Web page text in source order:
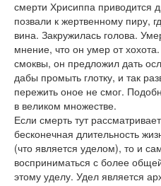
смерти Хрисиппа приводится
позвали к жертвенному пиру,
вина. Закружилась голова.
мнение, что он умер от
смоквы, он предложил дать
дабы промыть глотку, и так
пережить оное не смог.
в великом множестве.
Если смерть тут
бесконечная длительность
(что является уделом), то и
восприниматься с более
этому уделу. Удел является